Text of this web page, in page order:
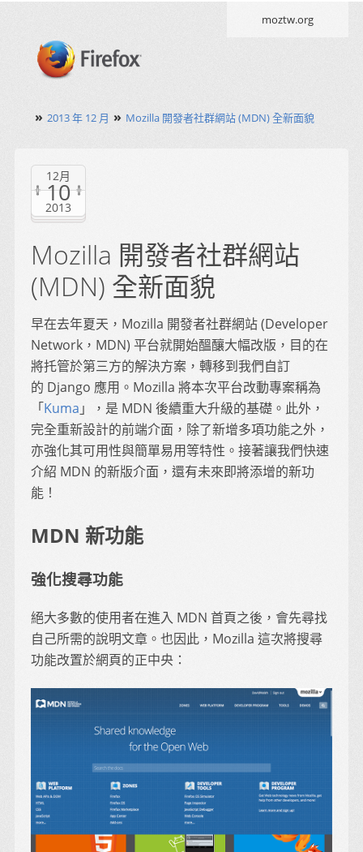
moztw.org
» 2013 年 12 月 » Mozilla 開發者社群網站 (MDN) 全新面貌
12月
10
2013
Mozilla 開發者社群網站
(MDN) 全新面貌
早在去年夏天，Mozilla 開發者社群網站 (Developer
Network，MDN) 平台就開始醞釀大幅改版，目的在
將托管於第三方的解決方案，轉移到我們自訂
的 Django 應用。Mozilla 將本次平台改動專案稱為
「Kuma 」，是 MDN 後續重大升級的基礎。此外，
完全重新設計的前端介面，除了新增多項功能之外，
亦強化其可用性與簡單易用等特性。接著讓我們快速
介紹 MDN 的新版介面，還有未來即將添增的新功
能！
MDN 新功能
強化搜尋功能
絕大多數的使用者在進入 MDN 首頁之後，會先尋找
自己所需的說明文章。也因此，Mozilla 這次將搜尋
功能改置於網頁的正中央：